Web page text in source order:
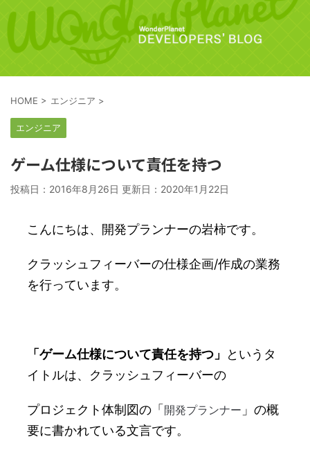
HOME > エンジニア >
エンジニア
ゲーム仕様について責任を持つ
投稿日：2016年8月26日 更新日： 2020年1月22日
こんにちは、開発プランナーの岩柿です。
クラッシュフィーバーの仕様企画/作成の業務
を行っています。
「ゲーム仕様について責任を持つ」
というタ
イトルは、クラッシュフィーバーの
プロジェクト体制図の「 開発プランナー 」の概
要に書かれている文言です。